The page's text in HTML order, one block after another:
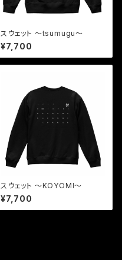
スウェット 〜tsumugu〜
¥7,700
スウェット 〜KOYOMI〜
¥7,700